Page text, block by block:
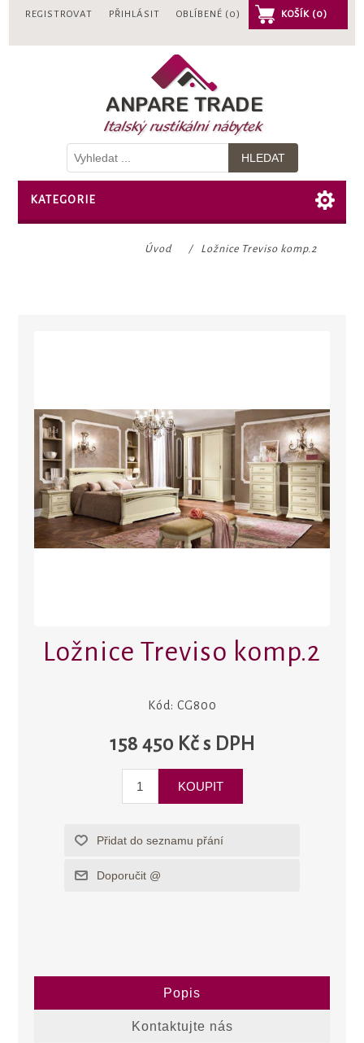
REGISTROVAT PŘIHLÁSIT OBLÍBENÉ (0) KOŠÍK (0)
KATEGORIE
Úvod / Ložnice Treviso komp.2
Ložnice Treviso komp.2
Kód: CG800
158 450 Kč s DPH
Popis
Kontaktujte nás